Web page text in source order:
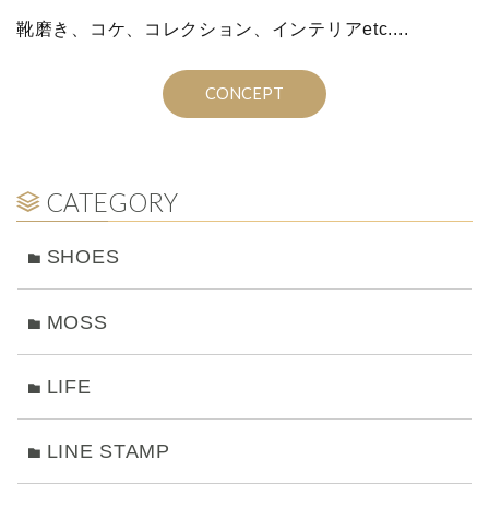
靴磨き、コケ、コレクション、インテリアetc....
CONCEPT
CATEGORY
SHOES
MOSS
LIFE
LINE STAMP